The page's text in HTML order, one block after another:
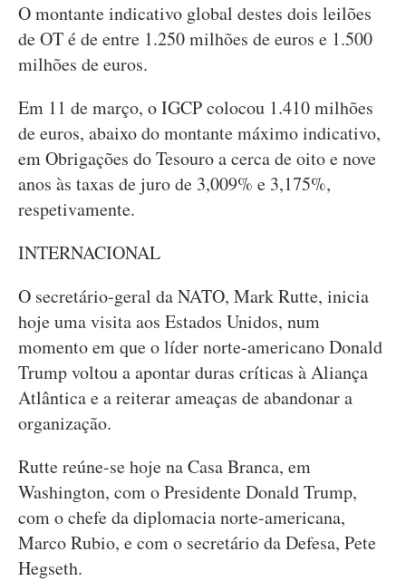
O montante indicativo global destes dois leilões
de OT é de entre 1.250 milhões de euros e 1.500
milhões de euros.
Em 11 de março, o IGCP colocou 1.410 milhões
de euros, abaixo do montante máximo indicativo,
em Obrigações do Tesouro a cerca de oito e nove
anos às taxas de juro de 3,009% e 3,175%,
respetivamente.
INTERNACIONAL
O secretário-geral da NATO, Mark Rutte, inicia
hoje uma visita aos Estados Unidos, num
momento em que o líder norte-americano Donald
Trump voltou a apontar duras críticas à Aliança
Atlântica e a reiterar ameaças de abandonar a
organização.
Rutte reúne-se hoje na Casa Branca, em
Washington, com o Presidente Donald Trump,
com o chefe da diplomacia norte-americana,
Marco Rubio, e com o secretário da Defesa, Pete
Hegseth.